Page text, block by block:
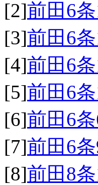
[2]前田6
[3]前田6
[4]前田6
[5]前田6
[6]前田6条
[7]前田6条
[8]前田8